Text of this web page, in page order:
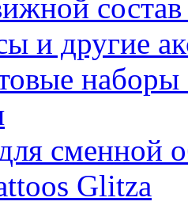
и другие
сменной
Glitza